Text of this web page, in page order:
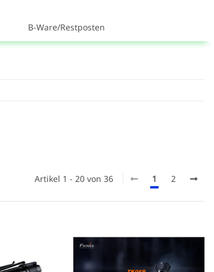
B-Ware/Restposten
Artikel 1 - 20 von 36 1 2